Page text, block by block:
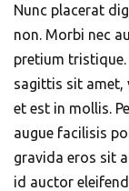
Nunc placerat
non. Morbi nec
pretium tristique.
sagittis sit amet,
et est in mollis.
augue facilisis
gravida eros sit
id auctor